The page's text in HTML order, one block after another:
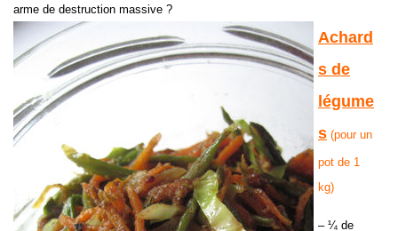
arme de destruction massive ?
Achard
s de
légume
s (pour un
pot de 1
kg)
– ¼ de